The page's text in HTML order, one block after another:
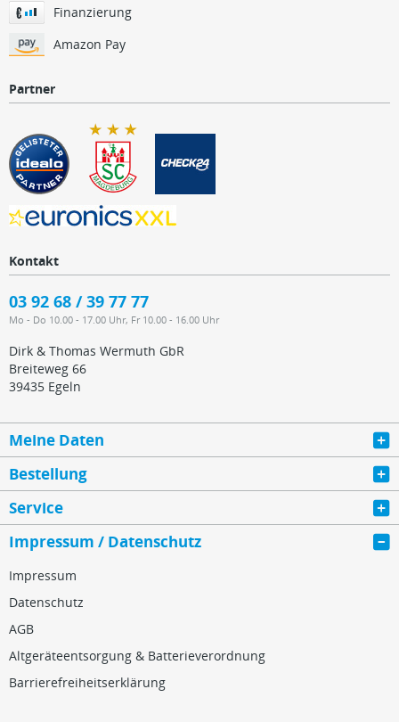
Finanzierung
Amazon Pay
Partner
Kontakt
03 92 68 / 39 77 77
Mo - Do 10.00 - 17.00 Uhr, Fr 10.00 - 16.00 Uhr
Dirk & Thomas Wermuth GbR
Breiteweg 66
39435 Egeln
Meine Daten
Bestellung
Service
Impressum / Datenschutz
Impressum
Datenschutz
AGB
Altgeräteentsorgung & Batterieverordnung
Barrierefreiheitserklärung